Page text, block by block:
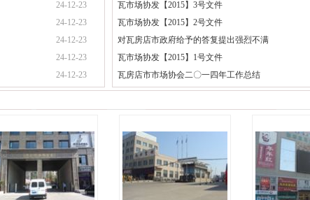
24-12-23
24-12-23
24-12-23
24-12-23
24-12-23
瓦市场协发【2015】3号文件
瓦市场协发【2015】2号文件
对瓦房店市政府给予的答复提出强烈不满
瓦市场协发【2015】1号文件
瓦房店市市场协会二〇一四年工作总结